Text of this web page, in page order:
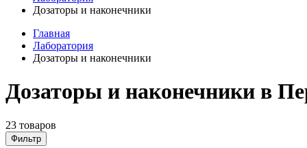
Дозаторы и наконечники
Главная
Лаборатория
Дозаторы и наконечники
Дозаторы и наконечники в
23 товаров
Фильтр